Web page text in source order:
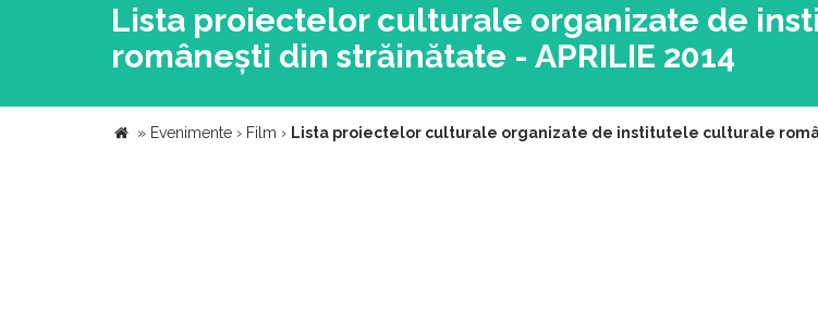
Lista proiectelor culturale organizate de
românești din străinătate - APRILIE 2014
» Evenimente › Film › Lista proiectelor culturale organizate de institutele culturale